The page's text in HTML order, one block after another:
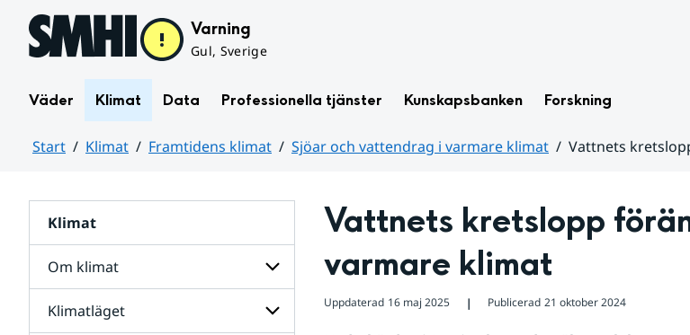
Hoppa till sidans innehåll Varning
Gul, Sverige
Väder Klimat Data Professionella tjänster Kunskapsbanken Forskning
Start Klimat Framtidens klimat Sjöar och vattendrag i varmare klimat
Vattnets
Klimat
Om klimat
Undersidor
för
Klimatläget Framtidens
klimat
vattendrag
i
Vattnets kretslopp
varmare klimat
Uppdaterad 16 maj 2025 ❘ Publicerad 21 oktober 2024